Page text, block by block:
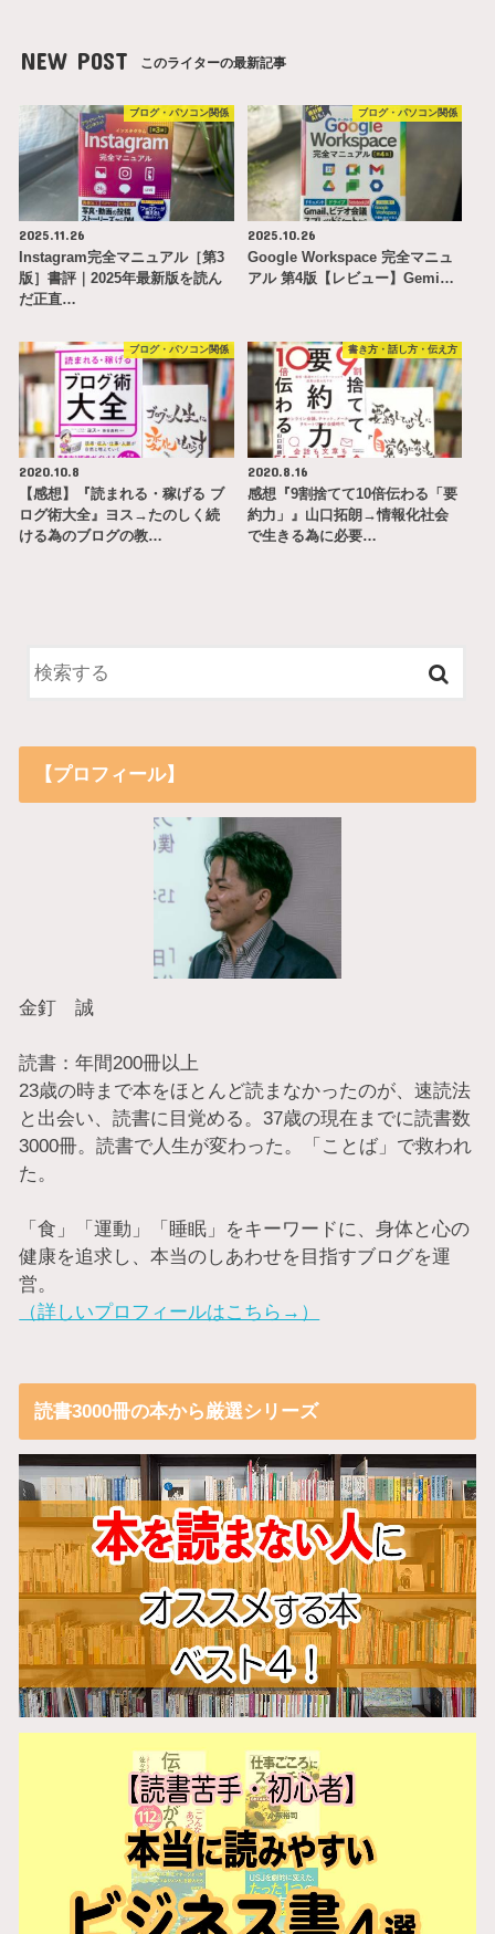
NEW POST このライターの最新記事
ブログ・パソコン関係
2025.11.26
Instagram完全マニュアル［第3
版］書評｜2025年最新版を読ん
だ正直…
ブログ・パソコン関係
2025.10.26
Google Workspace 完全マニュ
アル 第4版【レビュー】Gemi…
ブログ・パソコン関係
2020.10.8
【感想】『読まれる・稼げる ブ
ログ術大全』ヨス→たのしく続
ける為のブログの教…
書き方・話し方・伝え方
2020.8.16
感想『9割捨てて10倍伝わる「要
約力」』山口拓朗→情報化社会
で生きる為に必要…
【プロフィール】
金釘 誠
読書：年間200冊以上
23歳の時まで本をほとんど読まなかったのが、速読法
と出会い、読書に目覚める。37歳の現在までに読書数
3000冊。読書で人生が変わった。「ことば」で救われ
た。
「食」「運動」「睡眠」をキーワードに、身体と心の
健康を追求し、本当のしあわせを目指すブログを運
営。
（詳しいプロフィールはこちら→）
読書3000冊の本から厳選シリーズ